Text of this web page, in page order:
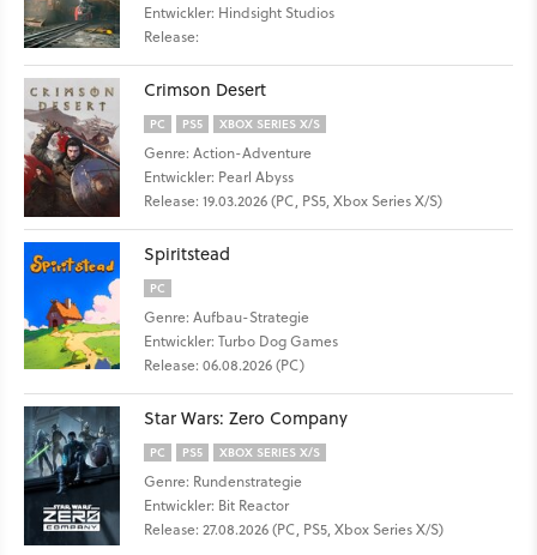
Entwickler: Hindsight Studios
Release:
Crimson Desert
PC PS5 XBOX SERIES X/S
Genre: Action-Adventure
Entwickler: Pearl Abyss
Release: 19.03.2026 (PC, PS5, Xbox Series X/S)
Spiritstead
PC
Genre: Aufbau-Strategie
Entwickler: Turbo Dog Games
Release: 06.08.2026 (PC)
Star Wars: Zero Company
PC PS5 XBOX SERIES X/S
Genre: Rundenstrategie
Entwickler: Bit Reactor
Release: 27.08.2026 (PC, PS5, Xbox Series X/S)